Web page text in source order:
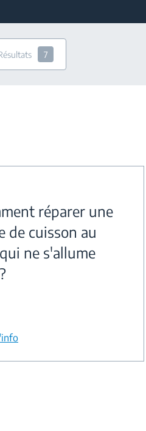
7
réparer une
de cuisson au
ne s'allume